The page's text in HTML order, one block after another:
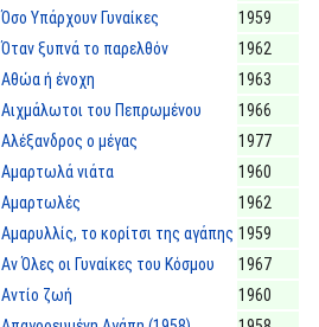
Όσο Υπάρχουν Γυναίκες
1959
Όταν ξυπνά το παρελθόν
1962
Αθώα ή ένοχη
1963
Αιχμάλωτοι του Πεπρωμένου
1966
Αλέξανδρος ο μέγας
1977
Αμαρτωλά νιάτα
1960
Αμαρτωλές
1962
Αμαρυλλίς, το κορίτσι της αγάπης 1959
Αν Όλες οι Γυναίκες του Κόσμου
1967
Αντίο ζωή
1960